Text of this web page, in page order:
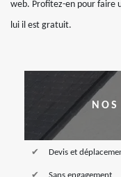
web. Profitez-en pour faire
lui il est gratuit.
Devis et